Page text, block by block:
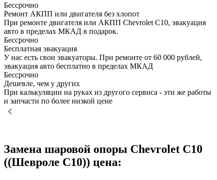
Бессрочно
Ремонт АКПП или двигателя без хлопот
При ремонте двигателя или АКПП Chevrolet C10, эвакуация
авто в пределах МКАД в подарок.
Бессрочно
Бесплатная эвакуация
У нас есть свои эвакуаторы. При ремонте от 60 000 рублей,
эвакуация авто бесплатно в пределах МКАД
Бессрочно
Дешевле, чем у других
При калькуляции на руках из другого сервиса - эти же работы
и запчасти по более низкой цене
Замена шаровой опоры Chevrolet C10
((Шевроле С10)) цена: